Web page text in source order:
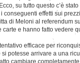
su tutto questo c’è
conseguenti effetti sui
di Meloni al referendum
carte e hanno fatto vedere
efficace per
potesse arrivare a una
cambiare